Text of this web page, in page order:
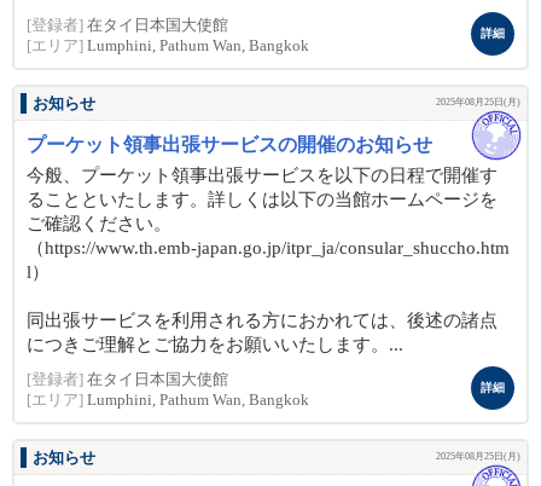
[登録者] 在タイ日本国大使館
[エリア] Lumphini, Pathum Wan, Bangkok
詳細
お知らせ 2025年08月25日(月)
プーケット領事出張サービスの開催のお知らせ
今般、プーケット領事出張サービスを以下の日程で開催す
ることといたします。詳しくは以下の当館ホームページを
ご確認ください。
（https://www.th.emb-japan.go.jp/itpr_ja/consular_shuccho.htm
l）
同出張サービスを利用される方におかれては、後述の諸点
につきご理解とご協力をお願いいたします。...
[登録者] 在タイ日本国大使館
[エリア] Lumphini, Pathum Wan, Bangkok
詳細
お知らせ 2025年08月25日(月)